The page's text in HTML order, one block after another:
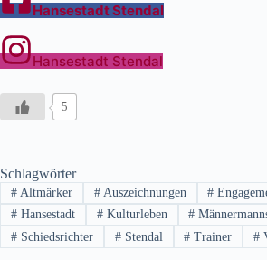
Hansestadt Stendal
Hansestadt Stendal
5
Schlagwörter
#Altmärker #Auszeichnungen #
#Hansestadt #Kulturleben #
#Schiedsrichter #Stendal # Trainer #